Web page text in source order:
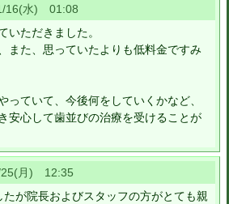
水) 01:08
いただきました。
また、思っていたよりも低料金ですみ
っていて、今後何をしていくかなど、
安心して歯並びの治療を受けることが
月) 12:35
が院長およびスタッフの方がとても親